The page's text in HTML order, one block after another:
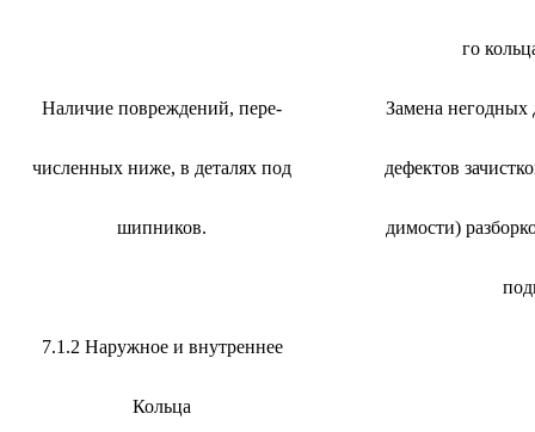
го
Наличие повреждений, пере- Замена негодных
численных ниже, в деталях под дефектов
шипников. димости)
7.1.2 Наружное и внутреннее
Кольца